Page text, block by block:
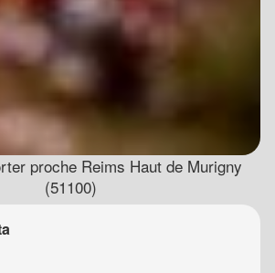
proche Reims Haut de Murigny
(51100)